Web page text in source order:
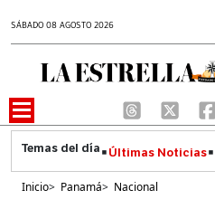
SÁBADO 08 AGOSTO 2026
Últimas Noticias
Inicio> Panamá> Nacional